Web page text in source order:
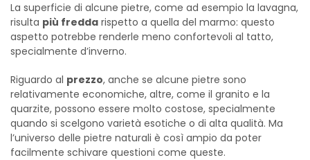
La superficie di alcune pietre, come ad esempio la lavagna,
risulta più fredda rispetto a quella del marmo: questo
aspetto potrebbe renderle meno confortevoli al tatto,
specialmente d’inverno.
Riguardo al prezzo, anche se alcune pietre sono
relativamente economiche, altre, come il granito e la
quarzite, possono essere molto costose, specialmente
quando si scelgono varietà esotiche o di alta qualità. Ma
l’universo delle pietre naturali è così ampio da poter
facilmente schivare questioni come queste.